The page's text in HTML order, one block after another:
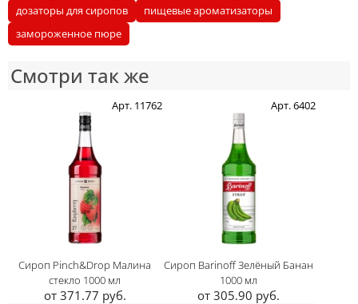
дозаторы для сиропов
пищевые ароматизаторы
замороженное пюре
Смотри так же
Арт. 11762
Сироп Pinch&Drop Малина
стекло 1000 мл
от 371.77 руб.
Арт. 6402
Сироп Barinoff Зелёный Банан
1000 мл
от 305.90 руб.